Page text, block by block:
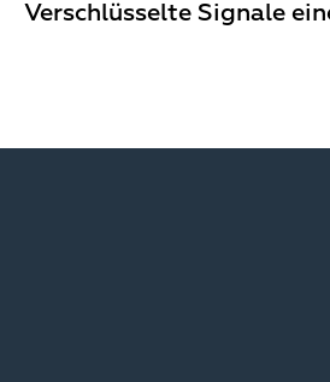
Verschlüsselte Signale